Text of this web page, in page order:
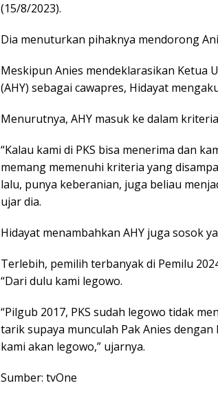
(15/8/2023).
Dia menuturkan pihaknya mendorong
Meskipun Anies mendeklarasikan Ketua
(AHY) sebagai cawapres, Hidayat
Menurutnya, AHY masuk ke dalam
“Kalau kami di PKS bisa menerima dan
memang memenuhi kriteria yang
lalu, punya keberanian, juga beliau
ujar dia.
Hidayat menambahkan AHY juga sosok
Terlebih, pemilih terbanyak di Pemilu
“Dari dulu kami legowo.
“Pilgub 2017, PKS sudah legowo tidak
tarik supaya munculah Pak Anies
kami akan legowo,” ujarnya.
Sumber: tvOne